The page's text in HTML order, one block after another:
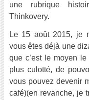
une rubrique
Thinkovery.
Le 15 août 2015, je
vous êtes déjà une
que c’est le moyen
plus culotté, de
vous pouvez devenir
café)(en revanche, je